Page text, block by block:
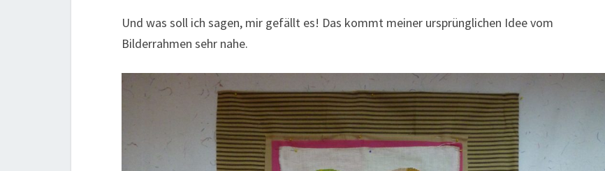
Und was soll ich sagen, mir gefällt es! Das kommt meiner ursprünglichen Idee vom
Bilderrahmen sehr nahe.